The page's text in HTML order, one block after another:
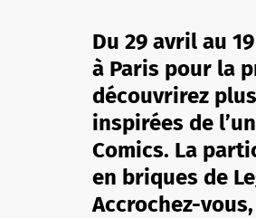
Du 29 avril au
à Paris pour la
découvrirez
inspirées de
Comics. La
en briques de
Accrochez-